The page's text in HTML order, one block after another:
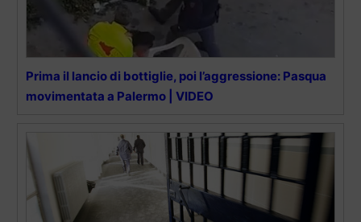
Prima il lancio di bottiglie, poi l’aggressione: Pasqua
movimentata a Palermo | VIDEO